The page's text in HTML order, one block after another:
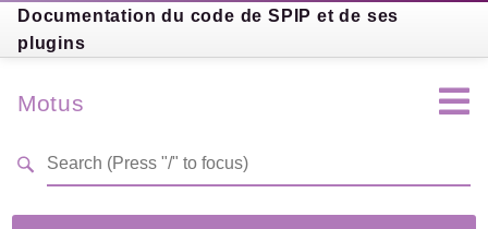
Contribution
Entraide
Découverte
Documentation du code de SPIP et de ses
plugins
Motus